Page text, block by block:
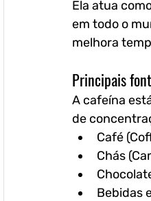
Ela atua
em todo o
melhora
Principais
A cafeína
de
Café
Chás
Bebidas